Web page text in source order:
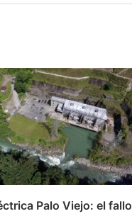
Palo Viejo: el fallo